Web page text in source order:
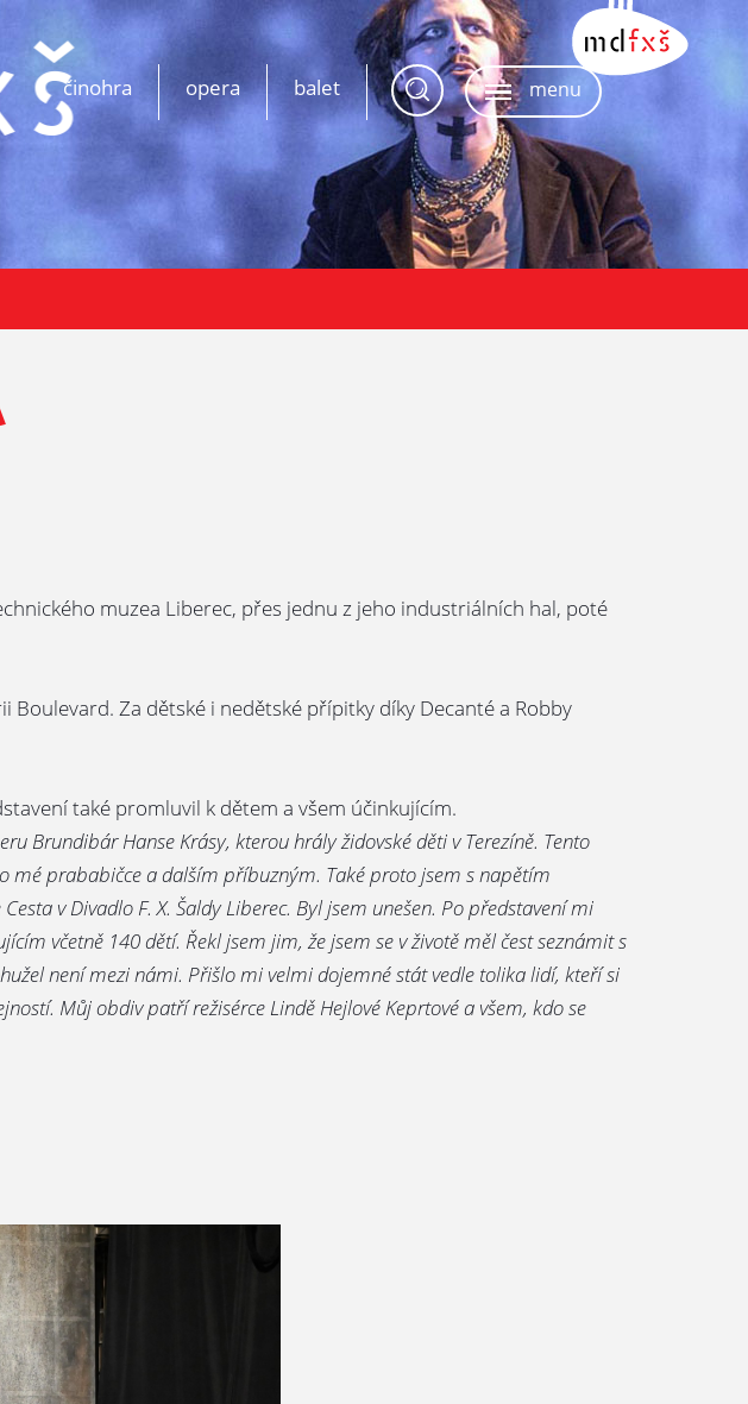
menu
balet
opera
činohra
muzea Liberec, přes jednu z jeho industriálních hal, poté
Za dětské i nedětské přípitky díky Decanté a Robby
také promluvil k dětem a všem účinkujícím.
Brundibár Hanse Krásy, kterou hrály židovské děti v Terezíně. Tento
prababičce a dalším příbuzným. Také proto jsem s napětím
v Divadlo F. X. Šaldy Liberec. Byl jsem unešen. Po představení mi
včetně 140 dětí. Řekl jsem jim, že jsem se v životě měl čest seznámit s
není mezi námi. Přišlo mi velmi dojemné stát vedle tolika lidí, kteří si
Můj obdiv patří režisérce Lindě Hejlové Keprtové a všem, kdo se